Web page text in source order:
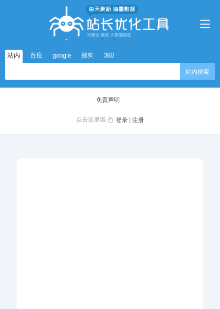
站内 百度 google 搜狗 360
站内搜索
免责声明
点击这里哦 登录 |注册